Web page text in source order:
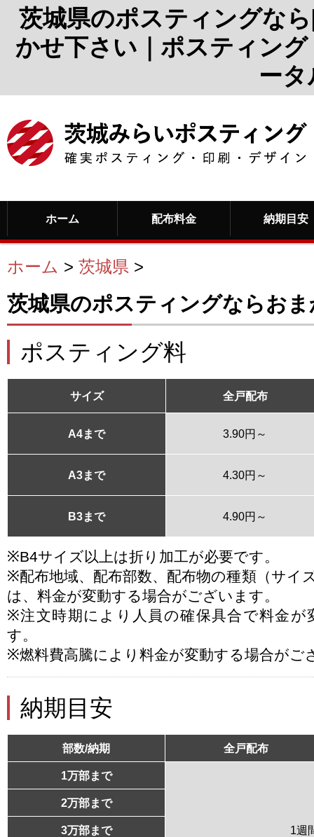
茨城県のポスティングな
かせ下さい｜ポスティン
ー
ホーム 配布料金 納期目安
ホーム > 茨城県 >
茨城県のポスティングならお
ポスティング料
サイズ 全戸配布
A4まで 3.90円～
A3まで 4.30円～
B3まで 4.90円～
※B4サイズ以上は折り加工が必要です。
※配布地域、配布部数、配布物の種類（サイ
は、料金が変動する場合がございます。
※注文時期により人員の確保具合で料金が
す。
※燃料費高騰により料金が変動する場合がご
納期目安
部数/納期 全戸配布
1万部まで
1週
2万部まで
3万部まで